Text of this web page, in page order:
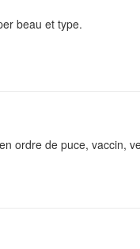
beau et type.
ordre de puce, vaccin,